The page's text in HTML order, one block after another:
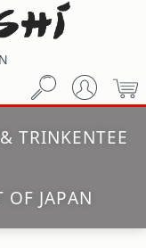
TRINKENTEE
OF JAPAN